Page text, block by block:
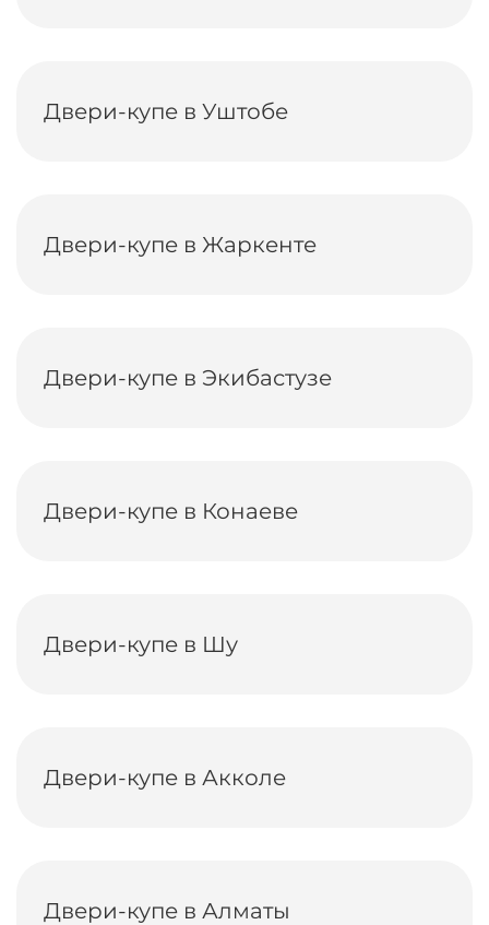
Двери-купе в Уштобе
Двери-купе в Жаркенте
Двери-купе в Экибастузе
Двери-купе в Конаеве
Двери-купе в Шу
Двери-купе в Акколе
Двери-купе в Алматы